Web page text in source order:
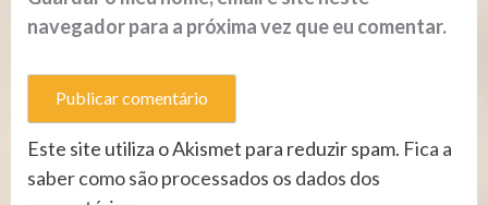
navegador para a próxima vez que eu comentar.
Este site utiliza o Akismet para reduzir spam. Fica a
saber como são processados os dados dos